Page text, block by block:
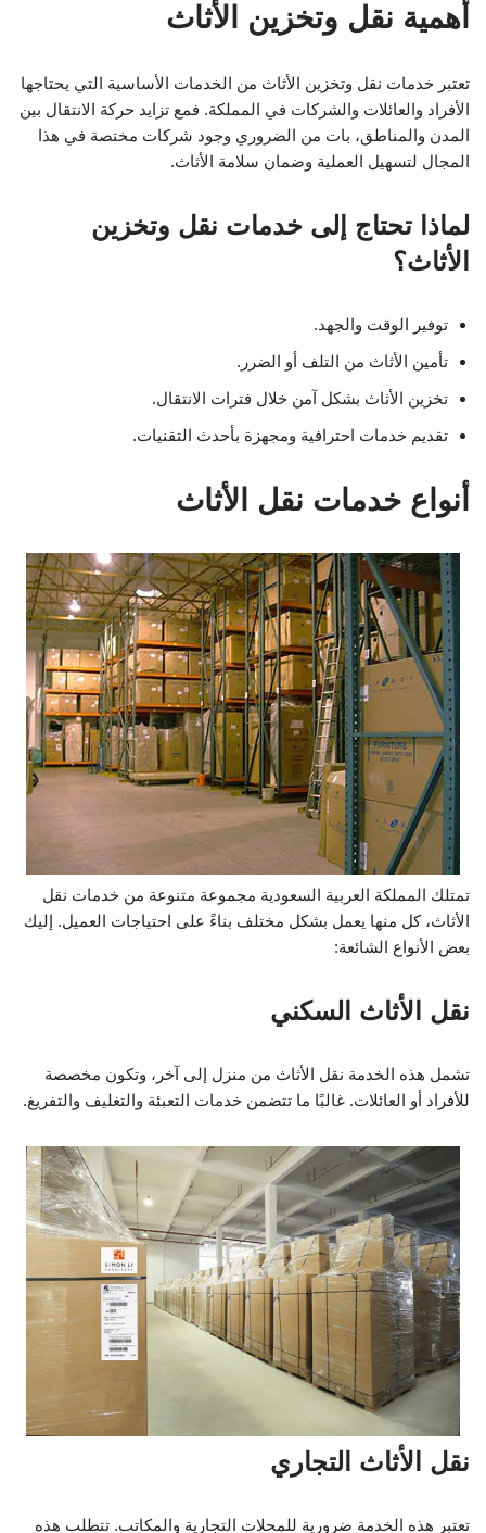
أهمية نقل وتخزين الأثاث
تعتبر خدمات نقل وتخزين الأثاث من الخدمات الأساسية التي يحتاجها
الأفراد والعائلات والشركات في المملكة. فمع تزايد حركة الانتقال بين
المدن والمناطق، بات من الضروري وجود شركات مختصة في هذا
المجال لتسهيل العملية وضمان سلامة الأثاث.
لماذا تحتاج إلى خدمات نقل وتخزين
الأثاث؟
توفير الوقت والجهد.
تأمين الأثاث من التلف أو الضرر.
تخزين الأثاث بشكل آمن خلال فترات الانتقال.
تقديم خدمات احترافية ومجهزة بأحدث التقنيات.
أنواع خدمات نقل الأثاث
تمتلك المملكة العربية السعودية مجموعة متنوعة من خدمات نقل
الأثاث، كل منها يعمل بشكل مختلف بناءً على احتياجات العميل. إليك
بعض الأنواع الشائعة:
نقل الأثاث السكني
تشمل هذه الخدمة نقل الأثاث من منزل إلى آخر، وتكون مخصصة
للأفراد أو العائلات. غالبًا ما تتضمن خدمات التعبئة والتغليف والتفريغ.
نقل الأثاث التجاري
تعتبر هذه الخدمة ضرورية للمحلات التجارية والمكاتب. تتطلب هذه